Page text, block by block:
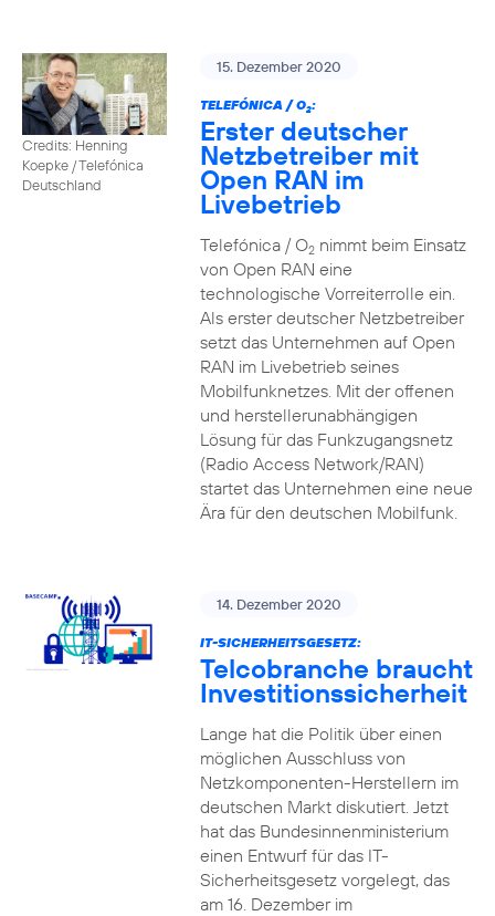
Credits: Henning
Koepke / Telefónica
Deutschland
15. Dezember 2020
TELEFÓNICA / O2:
Erster deutscher
Netzbetreiber mit
Open RAN im
Livebetrieb
Telefónica / O2nimmt beim Einsatz
von Open RAN eine
technologische Vorreiterrolle ein.
Als erster deutscher Netzbetreiber
setzt das Unternehmen auf Open
RAN im Livebetrieb seines
Mobilfunknetzes. Mit der offenen
und herstellerunabhängigen
Lösung für das Funkzugangsnetz
(Radio Access Network/RAN)
startet das Unternehmen eine neue
Ära für den deutschen Mobilfunk.
14. Dezember 2020
IT-SICHERHEITSGESETZ:
Telcobranche braucht
Investitionssicherheit
Lange hat die Politik über einen
möglichen Ausschluss von
Netzkomponenten-Herstellern im
deutschen Markt diskutiert. Jetzt
hat das Bundesinnenministerium
einen Entwurf für das IT-
Sicherheitsgesetz vorgelegt, das
am 16. Dezember im